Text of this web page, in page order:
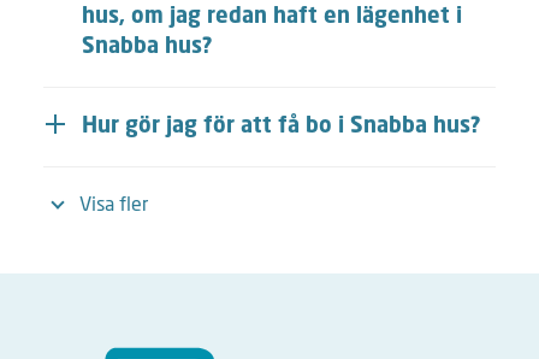
hus, om jag redan haft en lägenhet i
Snabba hus?
Hur gör jag för att få bo i Snabba hus?
Visa fler